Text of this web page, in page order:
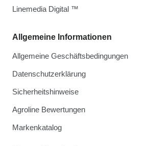
Allgemeine Informationen
Allgemeine Geschäftsbedingungen
Datenschutzerklärung
Sicherheitshinweise
Agroline Bewertungen
Markenkatalog
Linemedia Digital ™